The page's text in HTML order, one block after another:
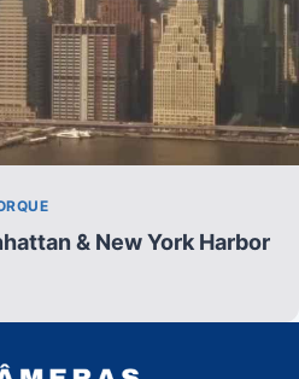
& New York Harbor